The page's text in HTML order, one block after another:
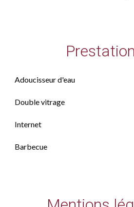
Adoucisseur d'eau
Double vitrage
Internet
Barbecue